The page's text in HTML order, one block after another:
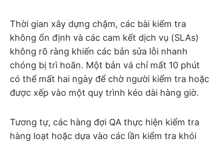
Thời gian xây dựng chậm, các bài kiểm tra
không ổn định và các cam kết dịch vụ (SLAs)
không rõ ràng khiến các bản sửa lỗi nhanh
chóng bị trì hoãn. Một bản vá chỉ mất 10 phút
có thể mất hai ngày để chờ người kiểm tra hoặc
được xếp vào một quy trình kéo dài hàng giờ.
Tương tự, các hàng đợi QA thực hiện kiểm tra
hàng loạt hoặc dựa vào các lần kiểm tra khói